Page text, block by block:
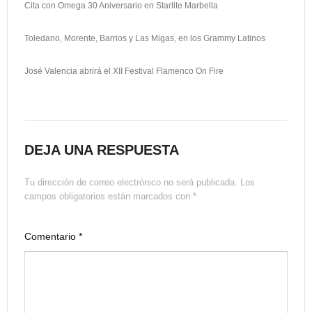
Cita con Omega 30 Aniversario en Starlite Marbella
Toledano, Morente, Barrios y Las Migas, en los Grammy Latinos
José Valencia abrirá el XII Festival Flamenco On Fire
DEJA UNA RESPUESTA
Tu dirección de correo electrónico no será publicada. Los
campos obligatorios están marcados con *
Comentario *